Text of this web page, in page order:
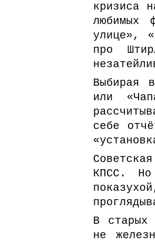
кризиса
любимых
улице»,
про
Выбирая
или
себе
КПСС. Но
В старых
не